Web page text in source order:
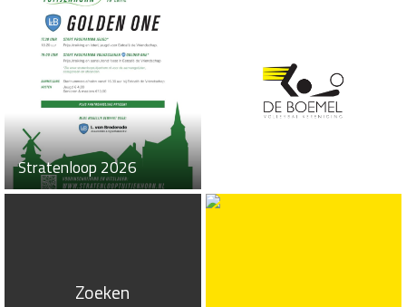
Stratenloop 2026
Zoeken